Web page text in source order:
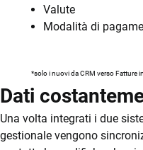
Valute
Modalità di
*solo i nuovi da CRM verso Fatture
Dati
Una volta integrati i due
gestionale vengono